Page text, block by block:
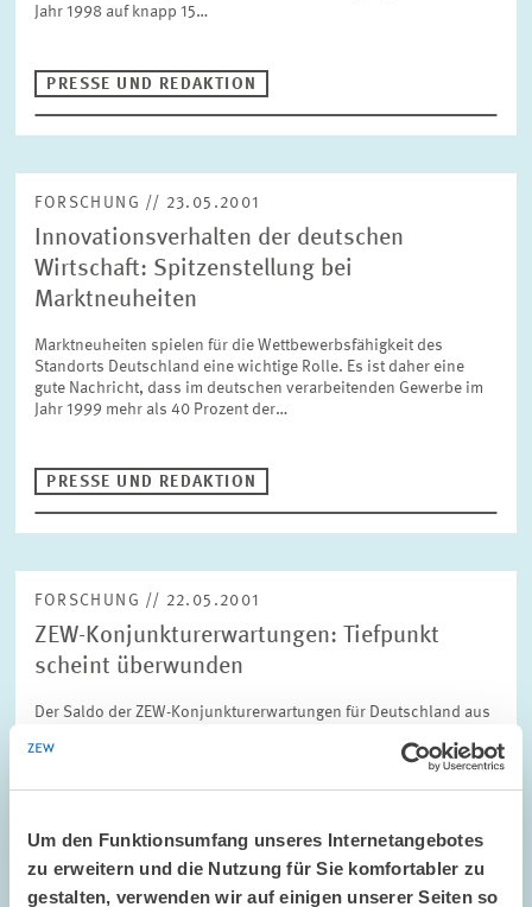
Um den Funktionsumfang unseres Internetangebotes
zu erweitern und die Nutzung für Sie komfortabler zu
gestalten, verwenden wir auf einigen unserer Seiten so
Jahr 1998 auf knapp 15…
PRESSE UND REDAKTION
FORSCHUNG // 23.05.2001
Innovationsverhalten der deutschen
Wirtschaft: Spitzenstellung bei
Marktneuheiten
Marktneuheiten spielen für die Wettbewerbsfähigkeit des
Standorts Deutschland eine wichtige Rolle. Es ist daher eine
gute Nachricht, dass im deutschen verarbeitenden Gewerbe im
Jahr 1999 mehr als 40 Prozent der…
PRESSE UND REDAKTION
FORSCHUNG // 22.05.2001
ZEW-Konjunkturerwartungen: Tiefpunkt
scheint überwunden
Der Saldo der ZEW-Konjunkturerwartungen für Deutschland aus
unverändertes Niveau auf, nachdem er im Vormonat noch
PRESSE UND REDAKTION
KONJUNKTURUMFRAGE
KONJUNKTURINDIKATOR